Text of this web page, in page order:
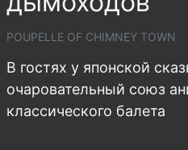
POUPELLE OF CHIMNEY TOWN
В гостях у японской
очаровательный союз
классического балета